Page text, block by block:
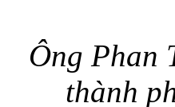
Ông Phan
thành